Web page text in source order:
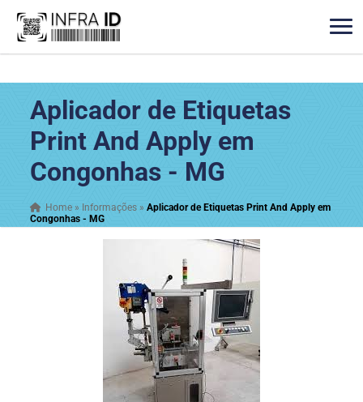
Aplicador de Etiquetas
Print And Apply em
Congonhas - MG
Home » Informações »Aplicador de Etiquetas Print And Apply em
Congonhas - MG